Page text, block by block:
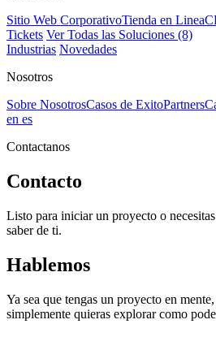
Sitio Web CorporativoTienda en Linea
Tickets Ver Todas las Soluciones (8)
Industrias Novedades
Nosotros
Sobre NosotrosCasos de ExitoPartners
en es
Contactanos
Contacto
Listo para iniciar un proyecto o
saber de ti.
Hablemos
Ya sea que tengas un proyecto en
simplemente quieras explorar como